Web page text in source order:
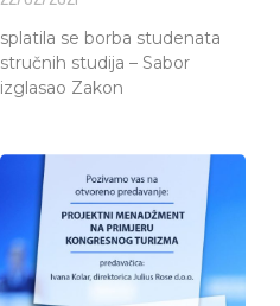
splatila se borba studenata
stručnih studija – Sabor
izglasao Zakon